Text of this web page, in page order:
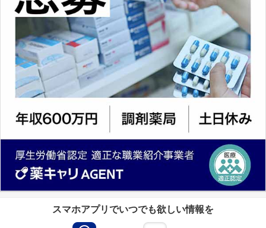
スマホアプリでいつでも欲しい情報を